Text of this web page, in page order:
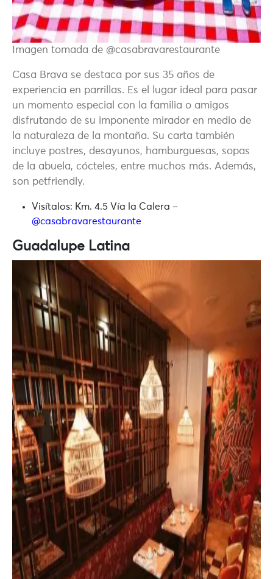
Imagen tomada de @casabravarestaurante
Casa Brava se destaca por sus 35 años de
experiencia en parrillas. Es el lugar ideal para pasar
un momento especial con la familia o amigos
disfrutando de su imponente mirador en medio de
la naturaleza de la montaña. Su carta también
incluye postres, desayunos, hamburguesas, sopas
de la abuela, cócteles, entre muchos más. Además,
son petfriendly.
Visítalos: Km. 4.5 Vía la Calera –
@casabravarestaurante
Guadalupe Latina